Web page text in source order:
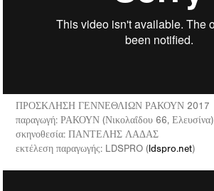
ΠΡΟΣΚΛΗΣΗ ΓΕΝΝΕΘΛΙΩΝ ΡΑΚΟΥΝ 2017
παραγωγή: ΡΑΚΟΥΝ (Νικολαΐδου 66, Ελευσίνα)
σκηνοθεσία: ΠΑΝΤΕΛΗΣ ΛΑΔΑΣ
εκτέλεση παραγωγής: LDSPRO (ldspro.net)